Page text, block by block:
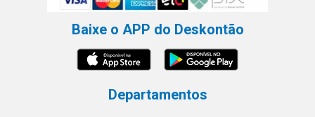
Baixe o APP do Deskontão
Departamentos